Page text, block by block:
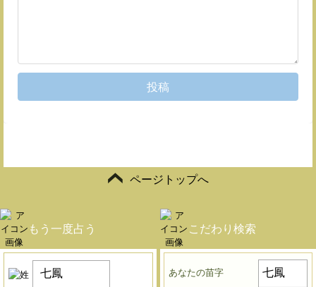
投稿
ページトップへ
もう一度占う こだわり検索
あなたの苗字